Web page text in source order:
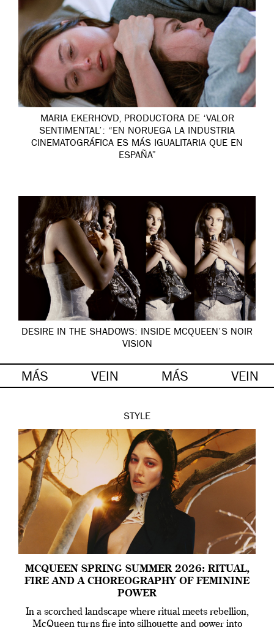
MARIA EKERHOVD, PRODUCTORA DE ‘VALOR
SENTIMENTAL’: “EN NORUEGA LA INDUSTRIA
CINEMATOGRÁFICA ES MÁS IGUALITARIA QUE EN
ESPAÑA”
DESIRE IN THE SHADOWS: INSIDE MCQUEEN’S NOIR
VISION
MÁS VEIN MÁS VEIN
STYLE
MCQUEEN SPRING SUMMER 2026: RITUAL,
FIRE AND A CHOREOGRAPHY OF FEMININE
POWER
In a scorched landscape where ritual meets rebellion,
McQueen turns fire into silhouette and power into